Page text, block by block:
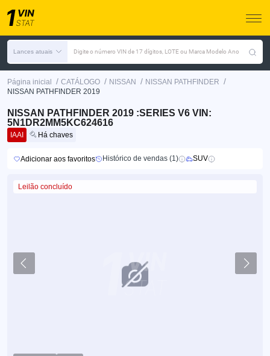
Lances atuais Digite o número VIN de 17 dígitos, LOTE ou Marca Modelo Ano
Página inicial / CATÁLOGO / NISSAN / NISSAN PATHFINDER /
NISSAN PATHFINDER 2019
NISSAN PATHFINDER 2019 :SERIES V6 VIN:
5N1DR2MM5KC624616
IAAI Há chaves
Adicionar aos favoritos Histórico de vendas (1) SUV
Leilão concluído